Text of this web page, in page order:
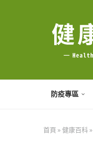
防疫專區
首頁 »健康百科»